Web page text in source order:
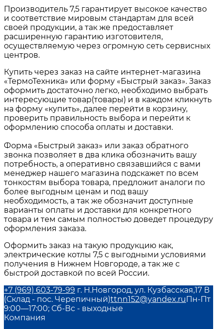
Производитель 7,5 гарантирует высокое качество
и соответствие мировым стандартам для всей
своей продукции, а так же предоставляет
расширенную гарантию изготовителя,
осуществляемую через огромную сеть сервисных
центров.
Купить через заказ на сайте интернет-магазина
«ТермоТехника» или форму «Быстрый заказ». Заказ
оформить достаточно легко, необходимо выбрать
интересующие товар(товары) и в каждом кликнуть
на форму «купить», далее перейти в корзину,
проверить правильность выбора и перейти к
оформлению способа оплаты и доставки.
Форма «Быстрый заказ» или заказ обратного
звонка позволяет в два клика обозначить вашу
потребность, а оперативно связавшийся с вами
менеджер нашего магазина подскажет по всем
тонкостям выбора товара, предложит аналоги по
более выгодным ценам и под вашу
необходимость, а так же обозначит доступные
варианты оплаты и доставки для конкретного
товара и тем самым полностью доведет процедуру
оформления заказа.
Оформить заказ на такую продукцию как,
электрические котлы 7,5 с выгодными условиями
получения в Нижнем Новгороде, а так же с
быстрой доставкой по всей России.
+7 (969) 603-79-99 г. Н.Новгород, ул. Кузбасская,17 В
(Склад - пос. Черепичный)ttnn152@yandex.ruПн-Пт
9:00—17:00; Сб-Вс - выходные
Компания